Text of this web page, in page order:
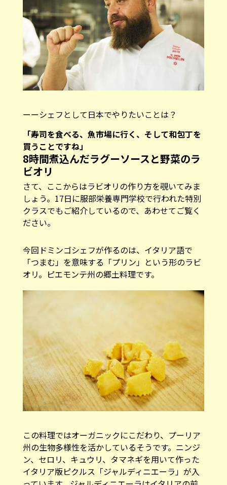
ーーシェフとして日本でやりたいことは？
「寿司を食べる、魚市場に行く、そして和包丁を
買うことですね」
8時間煮込んだラグーソースと野菜のラ
ビオリ
さて、ここからはラビオリの作り方を覗いてみま
しょう。17日に服部栄養専門学校で行われた特別
クラスでもご紹介しているので、あわせてご覧く
ださい。
今回ドミンゴシェフが作るのは、イタリア語で
「つまむ」を意味する「プリン」という形のラビ
オリ。ピエモンテ州の郷土料理です。
この料理ではオーガニックにこだわり、プーリア
州の生物多様性を活かしているそうです。ニンジ
ン、セロリ、キュウリ、タマネギを用いて作った
イタリア版ピクルス「ジャルディニエーラ」が入